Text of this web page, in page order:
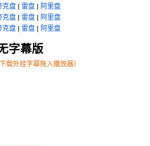
克盘 | 雷盘 | 阿里盘
克盘 | 雷盘 | 阿里盘
克盘 | 雷盘 | 阿里盘
字幕版
载外挂字幕拖入播放器）